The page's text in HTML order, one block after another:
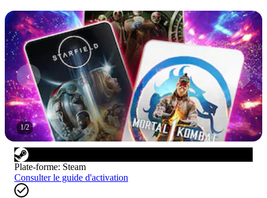
1/2
Plate-forme: Steam
Consulter le guide d'activation